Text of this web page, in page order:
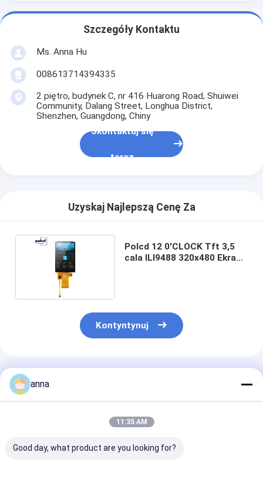
Szczegóły Kontaktu
Ms. Anna Hu
008613714394335
2 piętro, budynek C, nr 416 Huarong Road, Shuiwei
Community, Dalang Street, Longhua District,
Shenzhen, Guangdong, Chiny
Skontaktuj się
teraz
Uzyskaj Najlepszą Cenę Za
Polcd 12 0'CLOCK Tft 3,5
cala ILI9488 320x480 Ekran
Kontyntynuj
Polecane Produkty
anna
11:35 AM
Good day, what product are you looking for?